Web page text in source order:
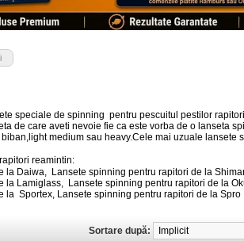
speciale de spinning pentru pescuitul pestilor
de care aveti nevoie fie ca este vorba de o lanseta
medium sau heavy.Cele mai uzuale lansete
reamintin:
la Daiwa, Lansete spinning pentru rapitori de la
la Lamiglass, Lansete spinning pentru rapitori de la
la Sportex, Lansete spinning pentru rapitori de la Spro
Sortare după: